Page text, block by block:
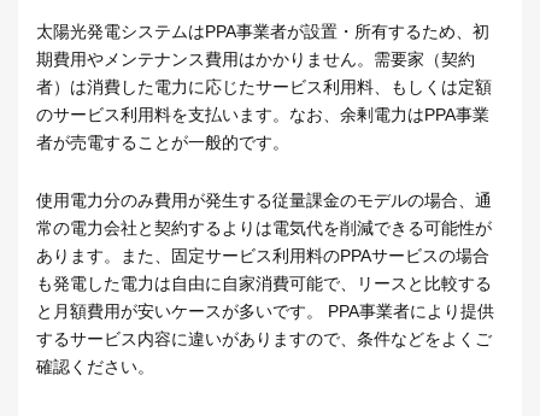
太陽光発電システムはPPA事業者が設置・所有するため、初
期費用やメンテナンス費用はかかりません。需要家（契約
者）は消費した電力に応じたサービス利用料、もしくは定額
のサービス利用料を支払います。なお、余剰電力はPPA事業
者が売電することが一般的です。
使用電力分のみ費用が発生する従量課金のモデルの場合、通
常の電力会社と契約するよりは電気代を削減できる可能性が
あります。また、固定サービス利用料のPPAサービスの場合
も発電した電力は自由に自家消費可能で、リースと比較する
と月額費用が安いケースが多いです。 PPA事業者により提供
するサービス内容に違いがありますので、条件などをよくご
確認ください。